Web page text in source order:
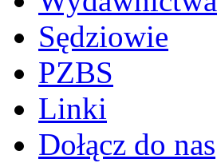
Sędziowie
PZBS
Linki
Dołącz do nas